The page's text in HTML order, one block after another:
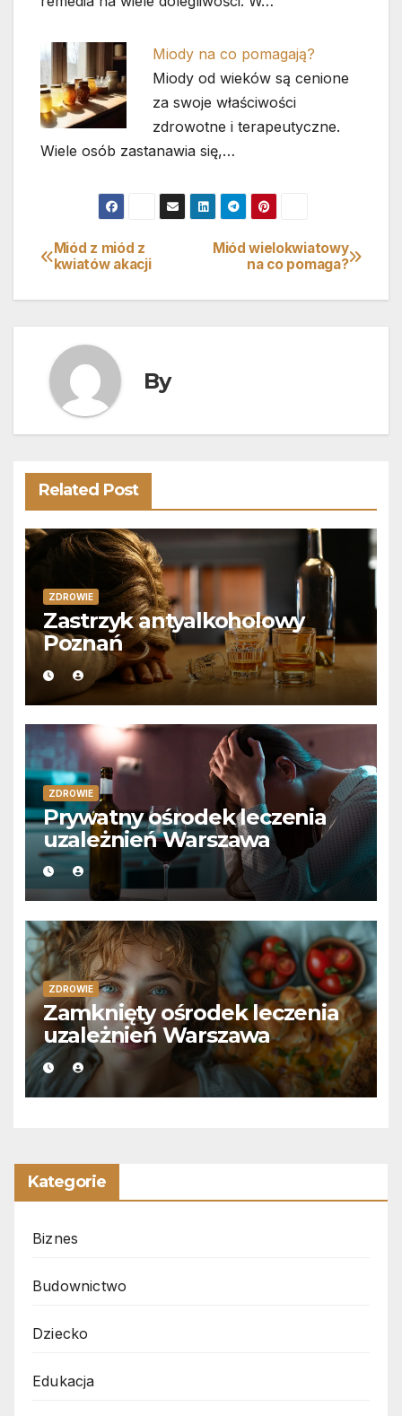
Miody na co pomagają?
Miody od wieków są cenione
za swoje właściwości
zdrowotne i terapeutyczne.
Wiele osób zastanawia się,…
Nawigacja
wpisu
Miód wielokwiatowy
na co pomaga?
Miód z miód z
kwiatów akacji
By
Related Post
ZDROWIE
Zastrzyk antyalkoholowy
Poznań
ZDROWIE
Prywatny ośrodek leczenia
uzależnień Warszawa
ZDROWIE
Zamknięty ośrodek leczenia
uzależnień Warszawa
Kategorie
Biznes
Budownictwo
Dziecko
Edukacja